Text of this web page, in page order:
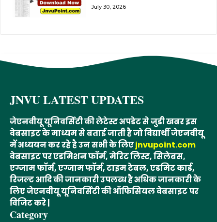
July 30, 2026
JNVU LATEST UPDATES
जेएनवीयू यूनिवर्सिटी की लेटेस्ट अपडेट से जुडी खबर इस
वेबसाइट के माध्यम से बताई जाती है जो विद्यार्थी जेएनवीयू
में अध्ययन कर रहे है उन सभी के लिएjnvupoint.com
वेबसाइट पर एडमिशन फॉर्म, मेरिट लिस्ट, सिलेबस,
एग्जाम फॉर्म, एग्जाम फॉर्म, टाइम टेबल, एडमिट कार्ड,
रिजल्ट आदि की जानकारी उपलब्ध है अधिक जानकारी के
लिए जेएनवीयू यूनिवर्सिटी की ऑफिसियल वेबसाइट पर
विजिट करे |
Category